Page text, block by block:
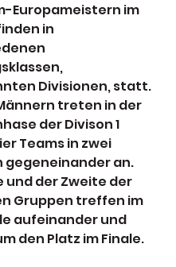
Europameistern im
in
Divisionen, statt.
treten in der
der Divison 1
Teams in zwei
gegeneinander an.
und der Zweite der
Gruppen treffen im
aufeinander und
den Platz im Finale.